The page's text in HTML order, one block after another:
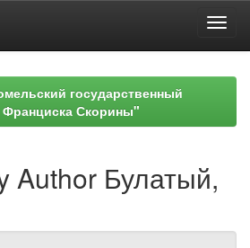
государственный
Франциска Скорины"
Author Булатый,